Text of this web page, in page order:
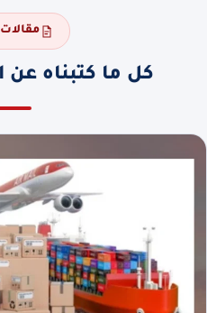
كل ما كتبناه عن